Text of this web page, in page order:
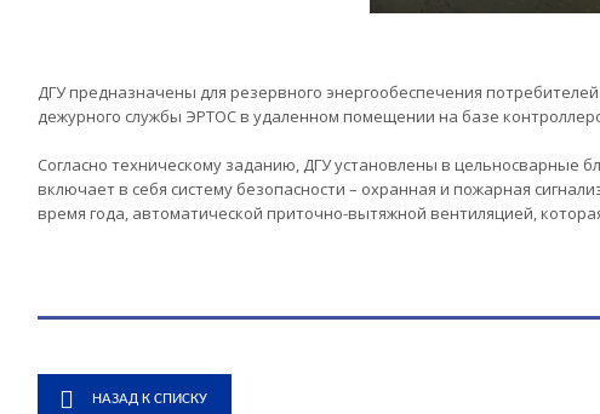
ДГУ предназначены для резервного энергообеспечения
дежурного службы ЭРТОС в удаленном помещении на базе
Согласно техническому заданию, ДГУ установлены в цельносварные
включает в себя систему безопасности – охранная и пожарная
время года, автоматической приточно-вытяжной вентиляцией,
НАЗАД К СПИСКУ